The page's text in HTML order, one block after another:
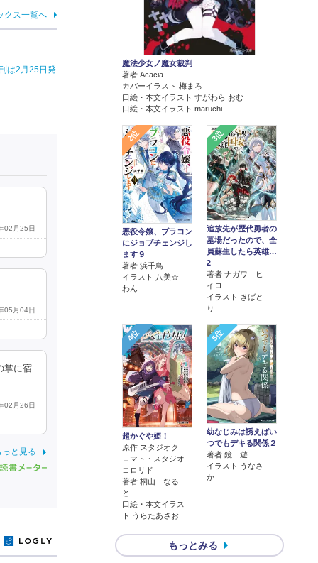
クス一覧へ
は2月25日発
02月25日
05月04日
掌に宿
02月26日
と見る
魔法少女ノ魔女裁判
著者 Acacia
カバーイラスト 梅まろ
口絵・本文イラスト すがわら おむ
口絵・本文イラスト maruchi
2位
悪役令嬢、ブラコン
にジョブチェンジし
ます９
著者 浜千鳥
イラスト 八美☆
わん
3位
追放先が歴代勇者の
墓場だったので、全
員蘇生したら英雄…
2
著者 ナガワ ヒ
イロ
イラスト きばと
り
4位
超かぐや姫！
原作 スタジオク
ロマト・スタジオ
コロリド
著者 桐山 なる
と
口絵・本文イラス
ト うらたあさお
5位
幼なじみは誘えばい
つでもデキる関係２
著者 鏡 遊
イラスト うなさ
か
もっとみる